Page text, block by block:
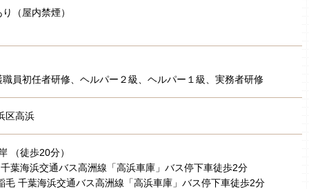
（屋内禁煙）
員初任者研修、ヘルパー２級、ヘルパー１級、実務者研修
区高浜
（徒歩20分）
葉海浜交通バス高洲線「高浜車庫」バス停下車徒歩2分
毛 千葉海浜交通バス高洲線「高浜車庫」バス停下車徒歩2分